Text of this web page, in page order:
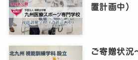
置計画中）
ご寄贈状況